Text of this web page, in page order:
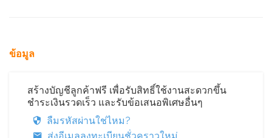
ข้อมูล
สร้างบัญชีลูกค้าฟรี เพื่อรับสิทธิ์ใช้งานสะดวกขึ้น
ชำระเงินรวดเร็ว และรับข้อเสนอพิเศษอื่นๆ
ลืมรหัสผ่านใช่ไหม?